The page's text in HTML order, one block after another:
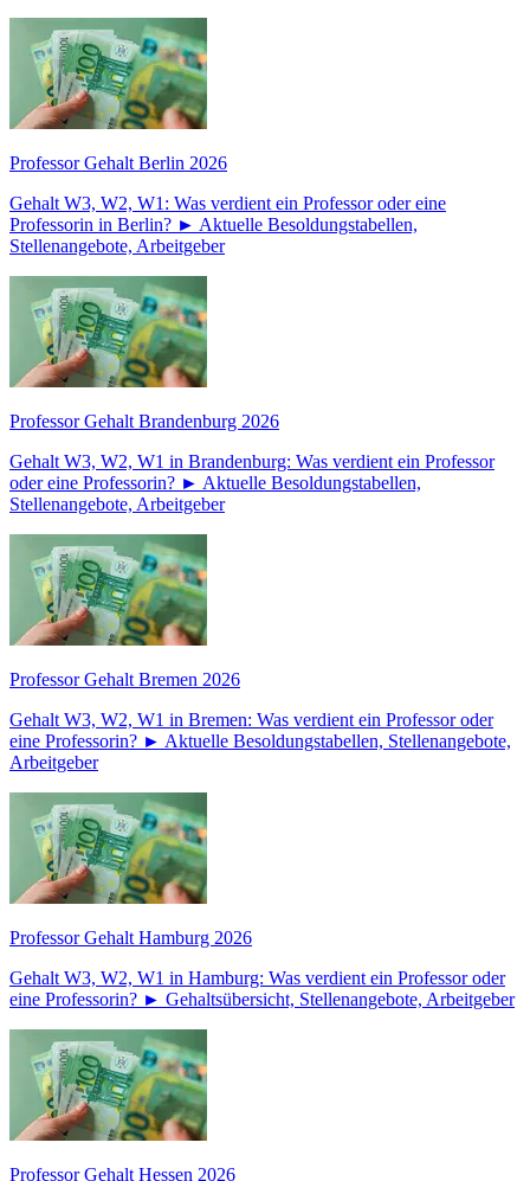
Professor Gehalt Berlin 2026
Gehalt W3, W2, W1: Was verdient ein Professor oder eine
Professorin in Berlin? ► Aktuelle Besoldungstabellen,
Stellenangebote, Arbeitgeber
Professor Gehalt Brandenburg 2026
Gehalt W3, W2, W1 in Brandenburg: Was verdient ein Professor
oder eine Professorin? ► Aktuelle Besoldungstabellen,
Stellenangebote, Arbeitgeber
Professor Gehalt Bremen 2026
Gehalt W3, W2, W1 in Bremen: Was verdient ein Professor oder
eine Professorin? ► Aktuelle Besoldungstabellen, Stellenangebote,
Arbeitgeber
Professor Gehalt Hamburg 2026
Gehalt W3, W2, W1 in Hamburg: Was verdient ein Professor oder
eine Professorin? ► Gehaltsübersicht, Stellenangebote, Arbeitgeber
Professor Gehalt Hessen 2026